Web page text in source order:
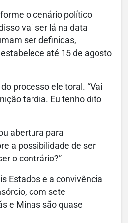
o cenário político
vai ser lá na data
ser definidas,
até 15 de agosto
processo eleitoral. “Vai
tardia. Eu tenho dito
abertura para
a possibilidade de ser
o contrário?”
Estados e a convivência
com sete
e Minas são quase